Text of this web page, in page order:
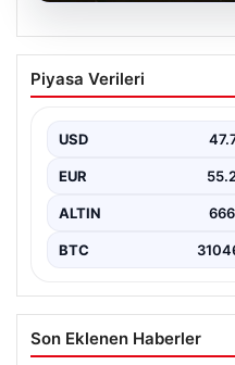
08.08.2026
25 Mayıs Petrol
ve Analizler
edilirken, özellikle Orta
gelişmeler petrol…
Piyasa Verileri
USD
EUR
ALTIN
BTC
Son Eklenen Haberler